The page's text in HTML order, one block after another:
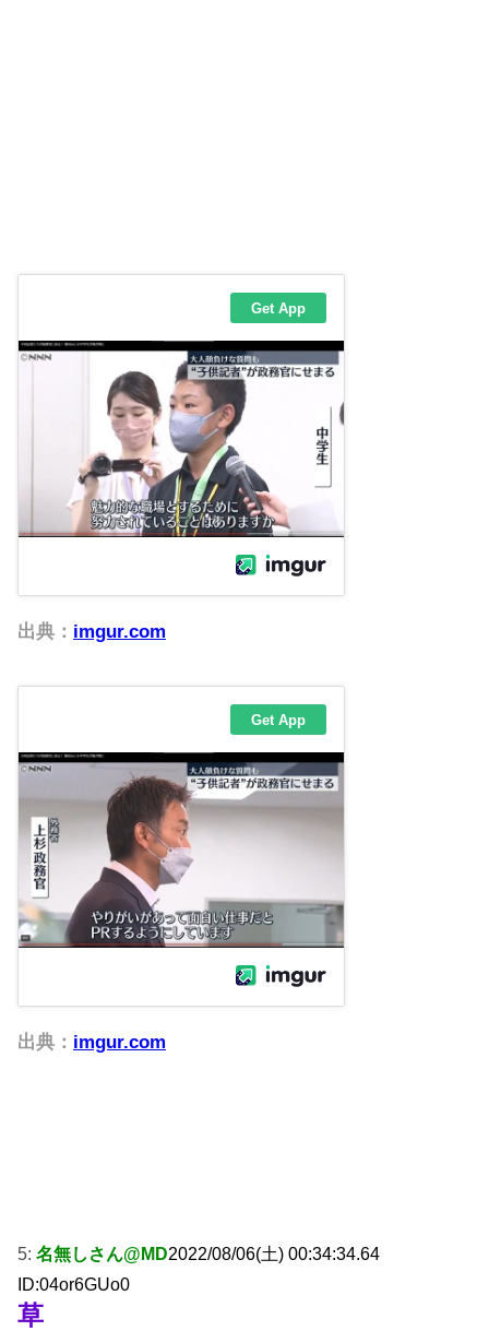
出典： imgur.com
出典： imgur.com
5: 名無しさん@MD2022/08/06(土) 00:34:34.64
ID:04or6GUo0
草